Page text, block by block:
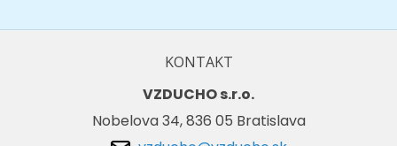
KONTAKT
VZDUCHO s.r.o.
Nobelova 34, 836 05 Bratislava